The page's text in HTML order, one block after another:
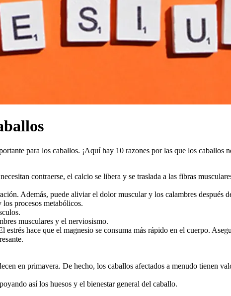
para los caballos. ¡Aquí hay 10 razones por las que los caballos
contraerse, el calcio se libera y se traslada a las fibras
Además, puede aliviar el dolor muscular y los calambres después
procesos metabólicos.
musculares y el nerviosismo.
hace que el magnesio se consuma más rápido en el cuerpo.
en primavera. De hecho, los caballos afectados a menudo tienen
así los huesos y el bienestar general del caballo.